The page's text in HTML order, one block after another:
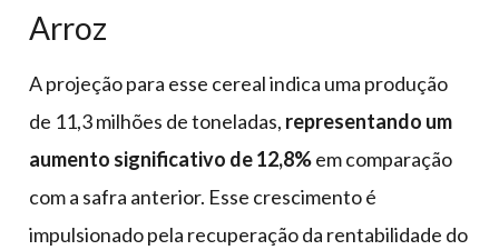
Arroz
A projeção para esse cereal indica uma produção
de 11,3 milhões de toneladas, representando um
aumento significativo de 12,8%em comparação
com a safra anterior. Esse crescimento é
impulsionado pela recuperação da rentabilidade do